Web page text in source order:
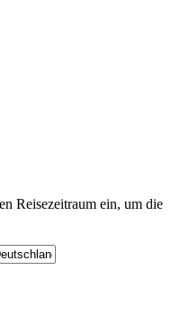
Reisezeitraum ein, um die